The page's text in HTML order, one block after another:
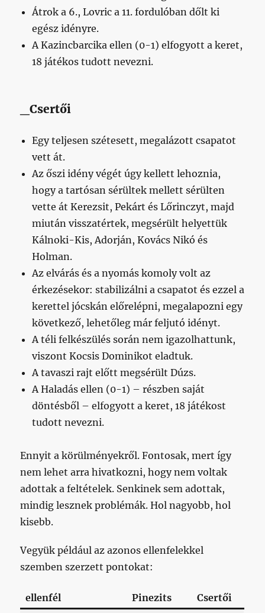
Átrok a 6., Lovric a 11. fordulóban dőlt ki
egész idényre.
A Kazincbarcika ellen (0-1) elfogyott a keret,
18 játékos tudott nevezni.
_Csertői
Egy teljesen szétesett, megalázott csapatot
vett át.
Az őszi idény végét úgy kellett lehoznia,
hogy a tartósan sérültek mellett sérülten
vette át Kerezsit, Pekárt és Lőrinczyt, majd
miután visszatértek, megsérült helyettük
Kálnoki-Kis, Adorján, Kovács Nikó és
Holman.
Az elvárás és a nyomás komoly volt az
érkezésekor: stabilizálni a csapatot és ezzel a
kerettel jócskán előrelépni, megalapozni egy
következő, lehetőleg már feljutó idényt.
A téli felkészülés során nem igazolhattunk,
viszont Kocsis Dominikot eladtuk.
A tavaszi rajt előtt megsérült Dúzs.
A Haladás ellen (0-1) – részben saját
döntésből – elfogyott a keret, 18 játékost
tudott nevezni.
Ennyit a körülményekről. Fontosak, mert így
nem lehet arra hivatkozni, hogy nem voltak
adottak a feltételek. Senkinek sem adottak,
mindig lesznek problémák. Hol nagyobb, hol
kisebb.
Vegyük például az azonos ellenfelekkel
szemben szerzett pontokat:
ellenfél Pinezits
Csertői